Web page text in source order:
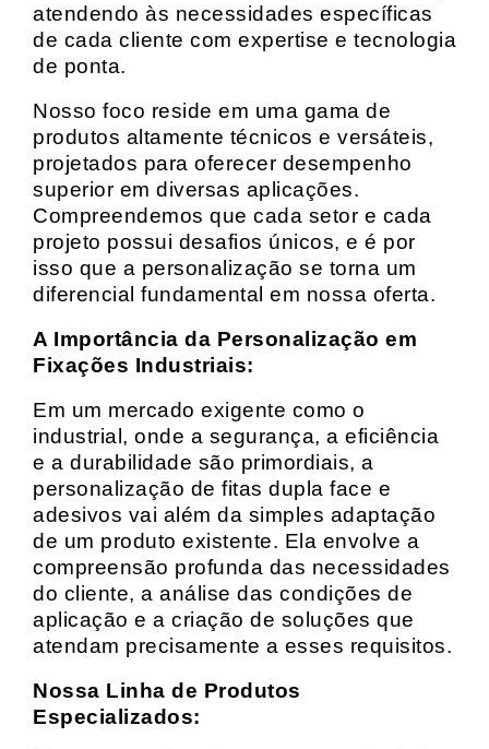
atendendo às necessidades específicas
de cada cliente com expertise e tecnologia
de ponta.
Nosso foco reside em uma gama de
produtos altamente técnicos e versáteis,
projetados para oferecer desempenho
superior em diversas aplicações.
Compreendemos que cada setor e cada
projeto possui desafios únicos, e é por
isso que a personalização se torna um
diferencial fundamental em nossa oferta.
A Importância da Personalização em
Fixações Industriais:
Em um mercado exigente como o
industrial, onde a segurança, a eficiência
e a durabilidade são primordiais, a
personalização de fitas dupla face e
adesivos vai além da simples adaptação
de um produto existente. Ela envolve a
compreensão profunda das necessidades
do cliente, a análise das condições de
aplicação e a criação de soluções que
atendam precisamente a esses requisitos.
Nossa Linha de Produtos
Especializados: